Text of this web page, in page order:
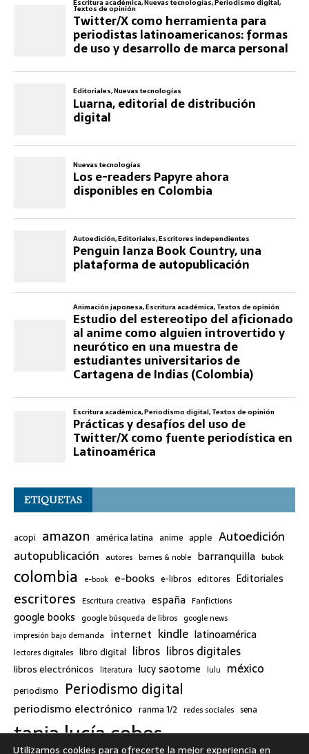
ETIQUETAS
acopi amazon américa latina anime apple Autoedición
autopublicación autores barnes & noble barranquilla bubok
colombia e-book e-books e-libros editores Editoriales
escritores Escritura creativa españa Fanfictions
google books google búsqueda de libros google news
impresión bajo demanda internet kindle latinoamérica
lectores digitales libro digital libros libros digitales
libros electrónicos literatura lucy saotome lulu méxico
periodismo Periodismo digital
periodismo electrónico ranma 1/2 redes sociales sena
tania lucía cobos twitter
Utilizamos cookies para ofrecerte la mejor experiencia en